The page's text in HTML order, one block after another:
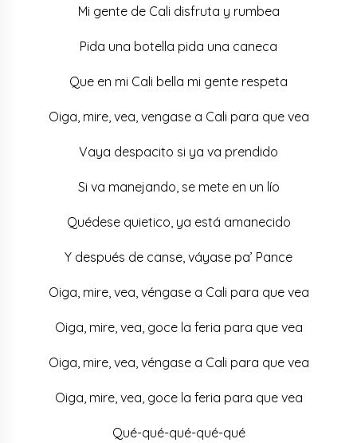
Mi gente de Cali disfruta y rumbea
Pida una botella pida una caneca
Que en mi Cali bella mi gente respeta
Oiga, mire, vea, vengase a Cali para que vea
Vaya despacito si ya va prendido
Si va manejando, se mete en un lío
Quédese quietico, ya está amanecido
Y después de canse, váyase pa’ Pance
Oiga, mire, vea, véngase a Cali para que vea
Oiga, mire, vea, goce la feria para que vea
Oiga, mire, vea, véngase a Cali para que vea
Oiga, mire, vea, goce la feria para que vea
Qué-qué-qué-qué-qué